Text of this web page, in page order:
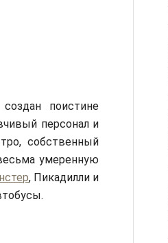
поистине
персонал и
собственный
умеренную
, Пикадилли и